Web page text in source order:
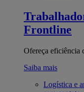
Frontline
Ofereça eficiência
Saiba mais
Logística e